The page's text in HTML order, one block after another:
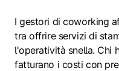
I gestori di coworking
tra offrire servizi di
l'operatività snella. Chi
fatturano i costi con